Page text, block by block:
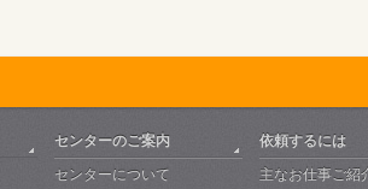
センターのご案内
センターについて
依頼するには
主なお仕事ご紹